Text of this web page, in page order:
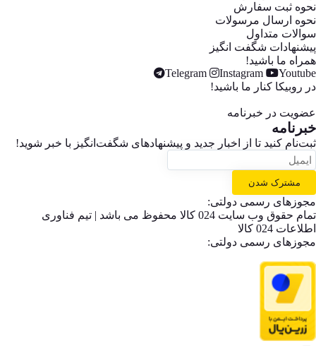
نحوه ثبت سفارش
نحوه ارسال مرسولات
سوالات متداول
پیشنهادات شگفت انگیز
همراه ما باشید!
Youtube
Instagram
Telegram
در روبیکا کنار ما باشید!
عضویت در خبرنامه
خبر‌نامه
ثبت‌نام کنید تا از اخبار جدید و پیشنهاد‌های شگفت‌انگیز با خبر شوید!
مشترک شدن
مجوزهای رسمی دولتی:
تمام حقوق وب سایت 024 کالا محفوظ می باشد | تیم فناوری
اطلاعات 024 کالا
مجوزهای رسمی دولتی: